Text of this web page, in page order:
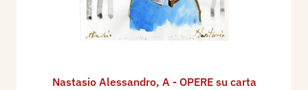
Nastasio Alessandro, A - OPERE su carta